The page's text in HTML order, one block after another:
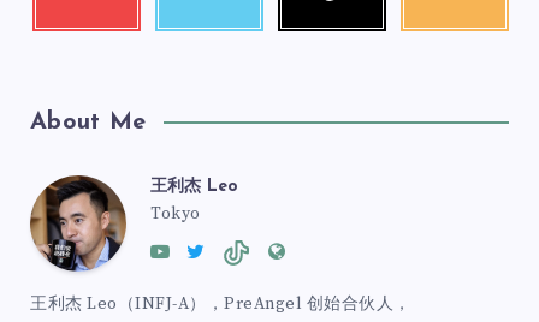
About Me
王利杰 Leo
Tokyo
王利杰 Leo（INFJ-A），PreAngel 创始合伙人，